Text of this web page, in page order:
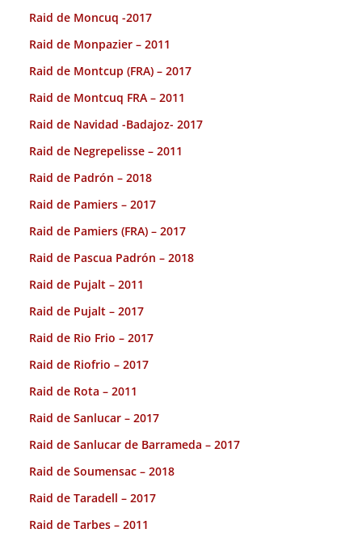
Raid de Moncuq -2017
Raid de Monpazier – 2011
Raid de Montcup (FRA) – 2017
Raid de Montcuq FRA – 2011
Raid de Navidad -Badajoz- 2017
Raid de Negrepelisse – 2011
Raid de Padrón – 2018
Raid de Pamiers – 2017
Raid de Pamiers (FRA) – 2017
Raid de Pascua Padrón – 2018
Raid de Pujalt – 2011
Raid de Pujalt – 2017
Raid de Rio Frio – 2017
Raid de Riofrio – 2017
Raid de Rota – 2011
Raid de Sanlucar – 2017
Raid de Sanlucar de Barrameda – 2017
Raid de Soumensac – 2018
Raid de Taradell – 2017
Raid de Tarbes – 2011